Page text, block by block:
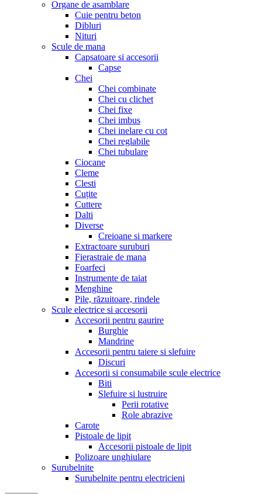
Organe de asamblare
Cuie pentru beton
Dibluri
Nituri
Scule de mana
Capsatoare si accesorii
Capse
Chei
Chei combinate
Chei cu clichet
Chei fixe
Chei imbus
Chei inelare cu cot
Chei reglabile
Chei tubulare
Ciocane
Cleme
Clesti
Cuțite
Cuttere
Dalti
Diverse
Creioane si markere
Extractoare suruburi
Fierastraie de mana
Foarfeci
Instrumente de taiat
Menghine
Pile, răzuitoare, rindele
Scule electrice si accesorii
Accesorii pentru gaurire
Burghie
Mandrine
Accesorii pentru taiere si slefuire
Discuri
Accesorii si consumabile scule electrice
Biti
Slefuire si lustruire
Perii rotative
Role abrazive
Carote
Pistoale de lipit
Accesorii pistoale de lipit
Polizoare unghiulare
Surubelnite
Surubelnite pentru electricieni